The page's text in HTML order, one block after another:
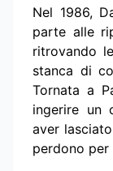
Nel 1986,
parte alle
ritrovando
stanca di
Tornata a
ingerire un
aver
perdono per